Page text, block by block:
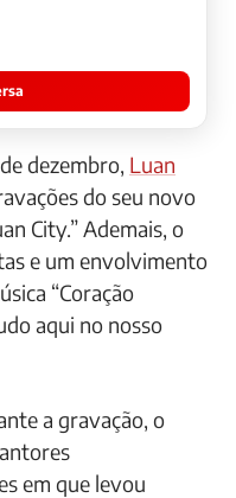
dezembro, Luan
do seu novo
City.” Ademais, o
e um envolvimento
“Coração
aqui no nosso
a gravação, o
em que levou